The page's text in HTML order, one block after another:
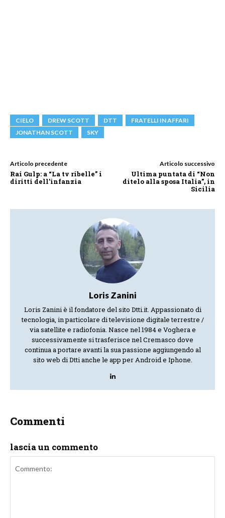
CIELO DREW SCOTT DTT
FRATELLI IN AFFARI
JONATHAN SCOTT
SKY
Articolo precedente
Rai Gulp: a “La tv ribelle” i
diritti dell’infanzia
Articolo successivo
Ultima puntata di “Non
ditelo alla sposa Italia”, in
Sicilia
Loris Zanini
Loris Zanini è il fondatore del sito Dtti.it. Appassionato di
tecnologia, in particolare di televisione digitale terrestre /
via satellite e radiofonia. Nasce nel 1984 e Voghera e
successivamente si trasferisce nel Cremasco dove
continua a portare avanti la sua passione aggiungendo al
sito web di Dtti anche le app per Android e Iphone.
Commenti
lascia un commento